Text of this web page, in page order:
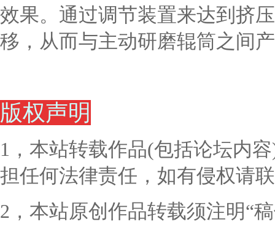
效果。通过调节装置来达到挤
移，从而与主动研磨辊筒之间
版权声明
1，本站转载作品(包括论坛内
担任何法律责任，如有侵权请
2，本站原创作品转载须注明“